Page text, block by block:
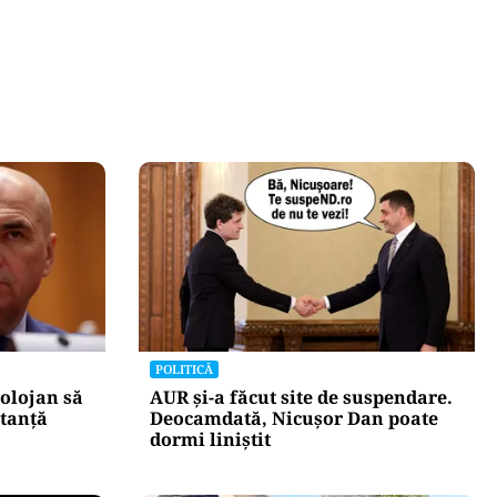
să
POLITICĂ
AUR și-a făcut site de suspendare.
Deocamdată, Nicușor Dan poate
dormi liniștit